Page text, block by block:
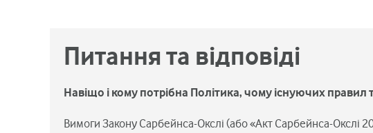
Питання та відповіді
Навіщо і кому потрібна Політика, чому існуючих правил
Вимоги Закону Сарбейнса-Окслі (або «Акт Сарбейнса-Окслі